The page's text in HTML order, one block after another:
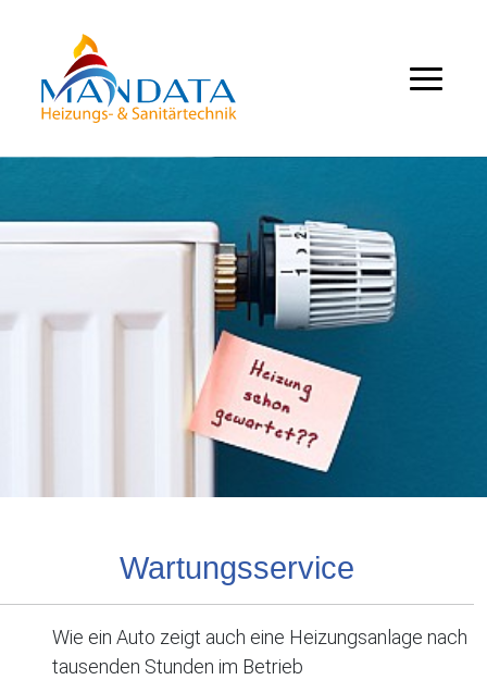
Wartungsservice
Wie ein Auto zeigt auch eine Heizungsanlage nach
tausenden Stunden im Betrieb